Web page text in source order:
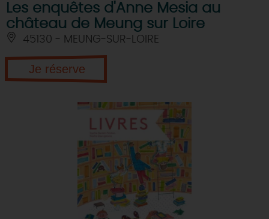
Les enquêtes d'Anne Mesia au
château de Meung sur Loire
45130 - MEUNG-SUR-LOIRE
Je réserve